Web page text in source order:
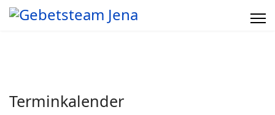
Terminkalender